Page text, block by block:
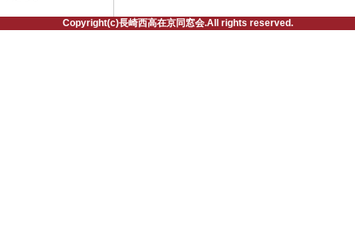
Copyright(c)長崎西高在京同窓会.All rights reserved.